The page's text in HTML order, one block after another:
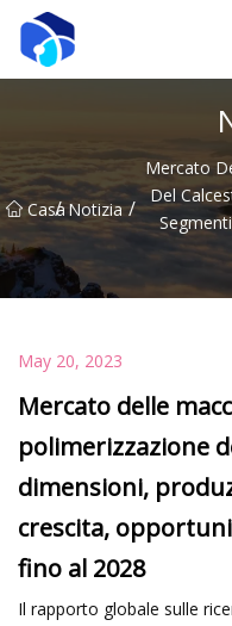
Casa
/ Notizia /
Mercato
Del
May 20, 2023
Mercato delle
polimerizzazione
dimensioni,
crescita,
fino al 2028
Il rapporto globale sulle